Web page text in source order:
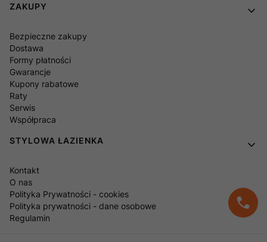
ZAKUPY
Bezpieczne zakupy
Dostawa
Formy płatności
Gwarancje
Kupony rabatowe
Raty
Serwis
Współpraca
STYLOWA ŁAZIENKA
Kontakt
O nas
Polityka Prywatności - cookies
Polityka prywatności - dane osobowe
Regulamin